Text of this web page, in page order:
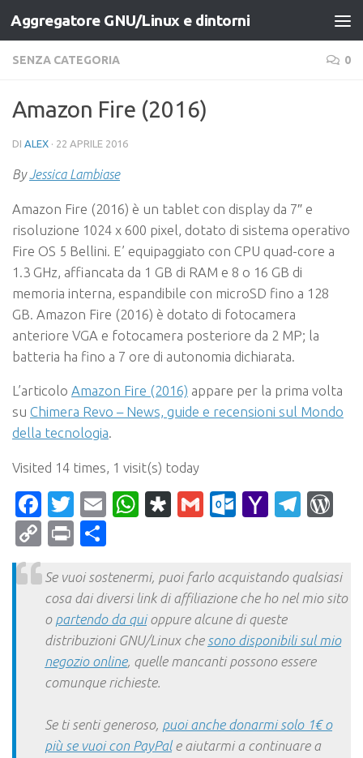
Salta al contenuto
Aggregatore GNU/Linux e dintorni
SENZA CATEGORIA 0
Amazon Fire (2016)
DI ALEX · 22 APRILE 2016
ByJessica Lambiase
Amazon Fire (2016) è un tablet con display da 7″ e
risoluzione 1024 x 600 pixel, dotato di sistema operativo
Fire OS 5 Bellini. E’ equipaggiato con CPU quad-core a
1.3 GHz, affiancata da 1 GB di RAM e 8 o 16 GB di
memoria interna, espandibile con microSD fino a 128
GB. Amazon Fire (2016) è dotato di fotocamera
anteriore VGA e fotocamera posteriore da 2 MP; la
batteria ha fino a 7 ore di autonomia dichiarata.
L’articolo Amazon Fire (2016) appare per la prima volta
su Chimera Revo – News, guide e recensioni sul Mondo
della tecnologia.
Visited 14 times, 1 visit(s) today
Facebook
Twitter
EmailWhatsApp
Diaspora
Gmail Yahoo
CopyPrint
Se vuoi sostenermi, puoi farlo acquistando qualsiasi
cosa dai diversi link di affiliazione che ho nel mio sito
o partendo da quioppure alcune di queste
distribuzioni GNU/Linux che sono disponibili sul mio
negozio online, quelle mancanti possono essere
comunque richieste.
Se ti senti generoso, puoi anche donarmi solo 1€ o
più se vuoi con PayPale aiutarmi a continuare a